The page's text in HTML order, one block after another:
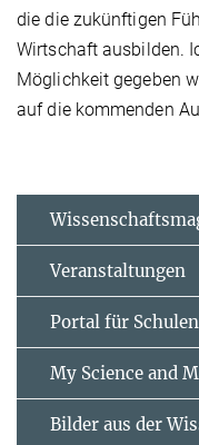
die die zukünftigen
Wirtschaft ausbilden.
Möglichkeit gegeben
auf die kommenden
Veranstaltungen
Portal für Schulen
My Science and
Bilder aus der